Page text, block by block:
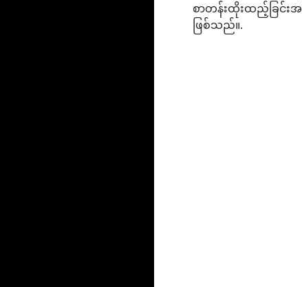
စာတန်းထိုးထည့်ခြင်း
ဖြစ်သည်။.